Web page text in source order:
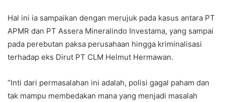
Hal ini ia sampaikan dengan merujuk pada kasus antara PT
APMR dan PT Assera Mineralindo Investama, yang sampai
pada perebutan paksa perusahaan hingga kriminalisasi
terhadap eks Dirut PT CLM Helmut Hermawan.
“Inti dari permasalahan ini adalah, polisi gagal paham dan
tak mampu membedakan mana yang menjadi masalah